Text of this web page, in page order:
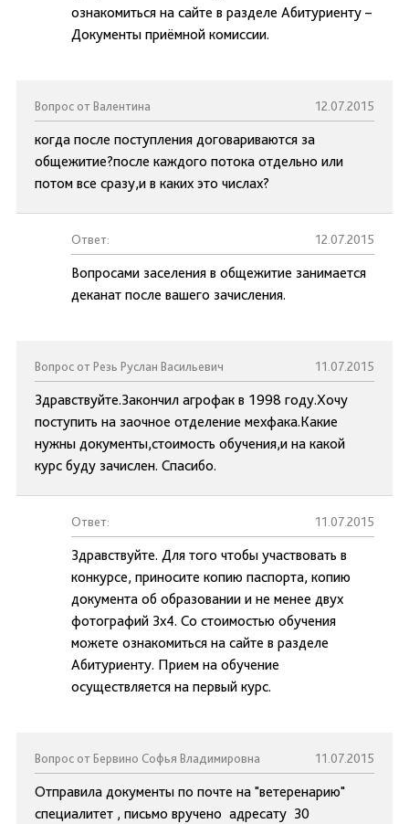
ознакомиться на сайте в разделе Абитуриенту –
Документы приёмной комиссии.
Вопрос от Валентина 12.07.2015
когда после поступления договариваются за
общежитие?после каждого потока отдельно или
потом все сразу,и в каких это числах?
Ответ: 12.07.2015
Вопросами заселения в общежитие занимается
деканат после вашего зачисления.
Вопрос от Резь Руслан Васильевич 11.07.2015
Здравствуйте.Закончил агрофак в 1998 году.Хочу
поступить на заочное отделение мехфака.Какие
нужны документы,стоимость обучения,и на какой
курс буду зачислен. Спасибо.
Ответ: 11.07.2015
Здравствуйте. Для того чтобы участвовать в
конкурсе, приносите копию паспорта, копию
документа об образовании и не менее двух
фотографий 3х4. Со стоимостью обучения
можете ознакомиться на сайте в разделе
Абитуриенту. Прием на обучение
осуществляется на первый курс.
Вопрос от Бервино Софья Владимировна 11.07.2015
Отправила документы по почте на "ветеренарию"
специалитет , письмо вручено адресату 30